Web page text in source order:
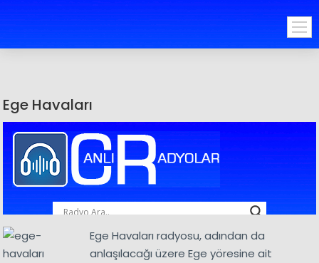
Ege Havaları
Ege Havaları radyosu, adından da
anlaşılacağı üzere Ege yöresine ait